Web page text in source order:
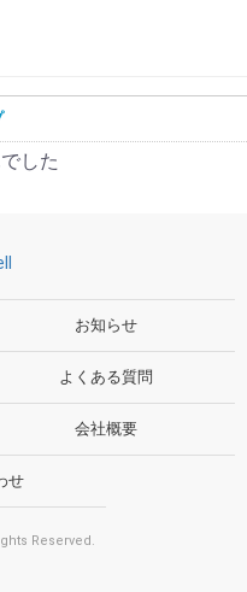
した
お知らせ
よくある質問
会社概要
せ
Reserved.